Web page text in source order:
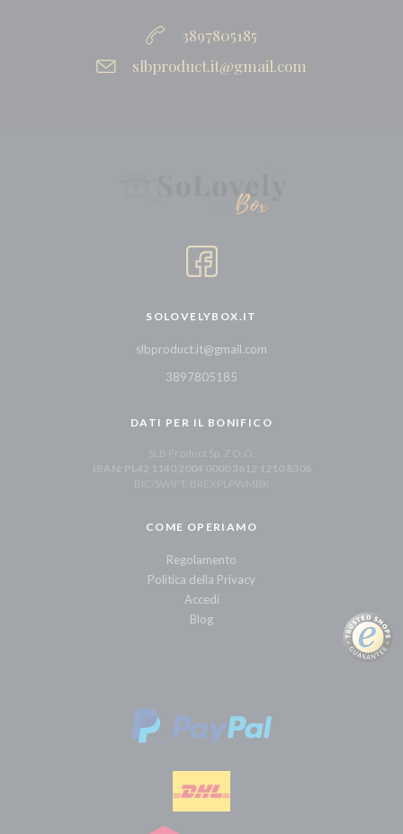
3897805185
slbproduct.it@gmail.com
SOLOVELYBOX.IT
slbproduct.it@gmail.com
3897805185
DATI PER IL BONIFICO
SLB Product Sp. Z O.O.
IBAN: PL42 1140 2004 0000 3612 1210 8306
BIC/SWIFT: BREXPLPWMBK
COME OPERIAMO
Regolamento
Politica della Privacy
Accedi
Blog